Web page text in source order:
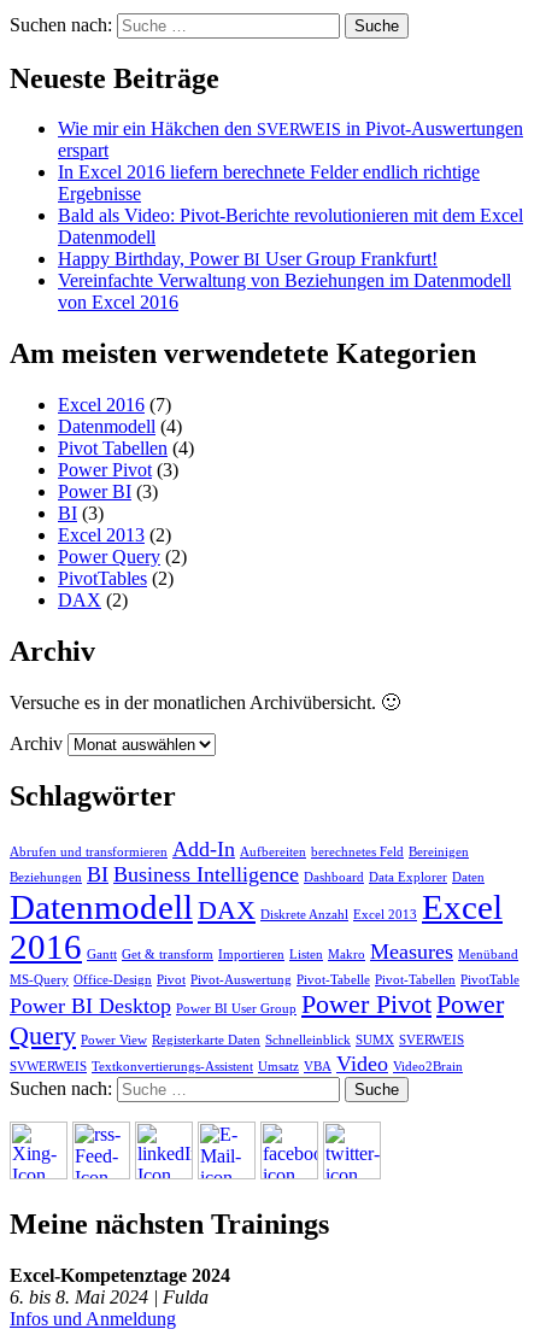
Suchen nach:
Neueste Beiträge
Wie mir ein Häkchen den SVERWEIS in Pivot-Auswertungen
erspart
In Excel 2016 liefern berechnete Felder endlich richtige
Ergebnisse
Bald als Video: Pivot-Berichte revolutionieren mit dem Excel
Datenmodell
Happy Birthday, PowerBI User Group Frankfurt!
Vereinfachte Verwaltung von Beziehungen im Datenmodell
von Excel 2016
Am meisten verwendetete Kategorien
Excel 2016 (7)
Datenmodell (4)
Pivot Tabellen (4)
Power Pivot (3)
Power BI (3)
BI (3)
Excel 2013 (2)
Power Query (2)
PivotTables (2)
DAX (2)
Archiv
Versuche es in der monatlichen Archivübersicht. 🙂
Archiv
Schlagwörter
Abrufen und transformieren Add-In Aufbereiten berechnetes Feld Bereinigen
Beziehungen BI Business Intelligence Dashboard Data Explorer Daten
Datenmodell DAX Diskrete Anzahl Excel 2013 Excel
2016 Gantt Get & transform Importieren Listen Makro Measures Menüband
MS-Query Office-Design Pivot Pivot-Auswertung Pivot-Tabelle Pivot-Tabellen PivotTable
Power BI Desktop Power BI User Group Power PivotPower
Query Power View Registerkarte Daten Schnelleinblick SUMX SVERWEIS
SVWERWEIS Textkonvertierungs-Assistent Umsatz VBA Video Video2Brain
Suchen nach:
Meine nächsten Trainings
Excel-Kompetenztage 2024
6. bis 8. Mai 2024 | Fulda
Infos und Anmeldung